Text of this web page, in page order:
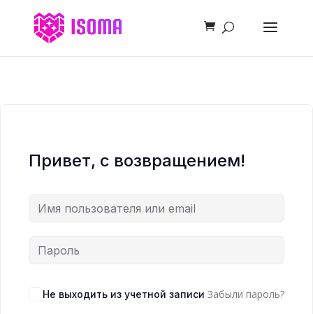
Привет, с возвращением!
Не выходить из учетной записи Забыли пароль?